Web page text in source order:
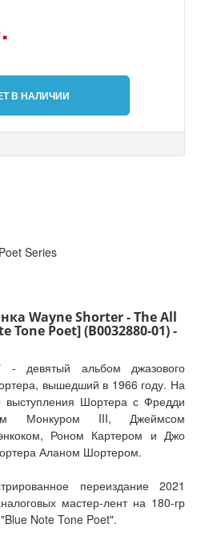
В НАЛИЧИИ
Series
Wayne Shorter - The All
Tone Poet] (B0032880-01) -
девятый альбом джазового
вышедший в 1966 году. На
выступления Шортера с Фредди
Монкуром III, Джеймсом
Роном Картером и Джо
Аланом Шортером.
переиздание 2021
мастер-лент на 180-гр
Note Tone Poet".